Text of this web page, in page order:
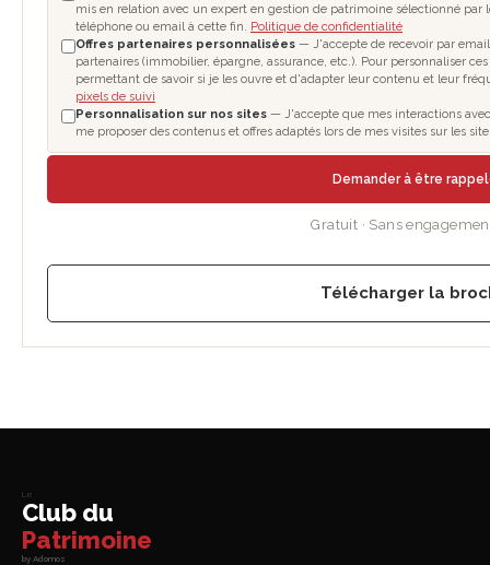
mis en relation avec un expert en gestion de patrimoine sélectionné
téléphone ou email à cette fin. Politique de confidentialité
Offres partenaires personnalisées — J'accepte de recevoir par email
partenaires (immobilier, épargne, assurance, etc.). Pour personnaliser
permettant de savoir si je les ouvre et d'adapter leur contenu et leur
pixels de suivi
Personnalisation sur nos sites — J'accepte que mes interactions
me proposer des contenus et offres adaptés lors de mes visites sur les
Demander à être
Gratuit · Sans
Télécharger la
Le
Club du
Patrimoine
by Adomos